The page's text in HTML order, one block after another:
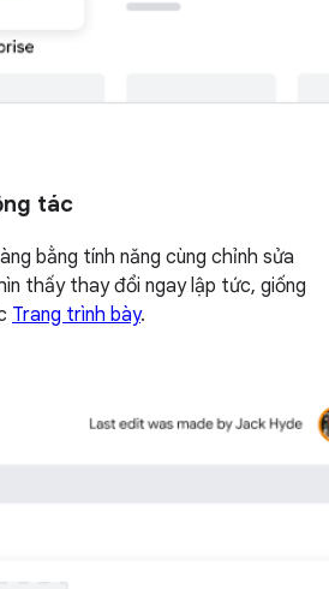
tác
bằng tính năng cùng chỉnh sửa
thấy thay đổi ngay lập tức, giống
Trang trình bày.